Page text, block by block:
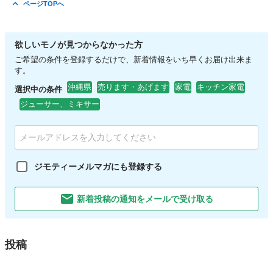
ページTOPへ
欲しいモノが見つからなかった方
ご希望の条件を登録するだけで、新着情報をいち早くお届け出来ま
す。
選択中の条件 沖縄県 売ります・あげます 家電
キッチン家電
ジューサー、ミキサー
ジモティーメルマガにも登録する
新着投稿の通知をメールで受け取る
投稿